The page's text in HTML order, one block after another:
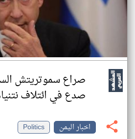
صراع سموتريتش
صدع في ائتلاف
اخبار اليمن
Politics